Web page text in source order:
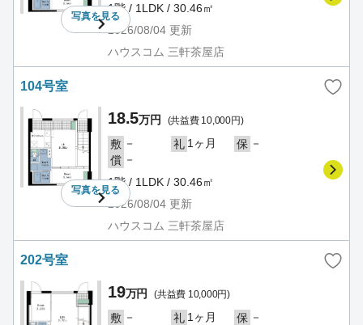
写真を見る
1階 / 1LDK / 30.46㎡
2026/08/04 更新
ハウスコム 三軒茶屋店
104号室
写真を見る
18.5万円 (共益費 10,000円)
敷 － 礼 1ヶ月 保 －
償 －
1階 / 1LDK / 30.46㎡
2026/08/04 更新
ハウスコム 三軒茶屋店
202号室
19万円 (共益費 10,000円)
敷 － 礼 1ヶ月 保 －